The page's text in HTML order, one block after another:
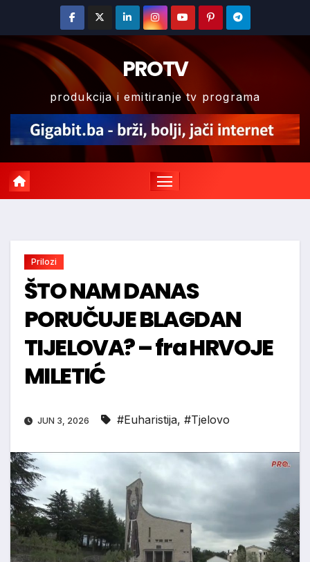
content
PROTV
produkcija i emitiranje tv programa
Prilozi
ŠTO NAM DANAS
PORUČUJE BLAGDAN
TIJELOVA? – fra HRVOJE
MILETIĆ
JUN 3, 2026 #Euharistija, #Tjelovo